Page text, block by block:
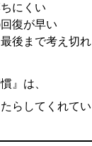
にくい
復が早い
後まで考え切れ
』は、
らしてくれてい